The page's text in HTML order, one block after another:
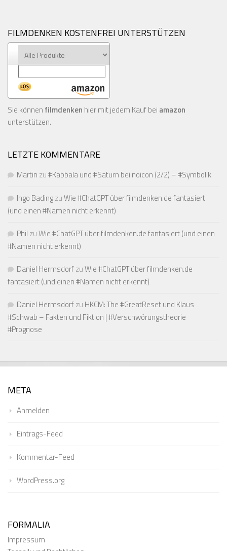
FILMDENKEN KOSTENFREI UNTERSTÜTZEN
Sie können filmdenken hier mit jedem Kauf bei amazon
unterstützen.
LETZTE KOMMENTARE
Martin zu#Kabbala und #Saturn bei noicon (2/2) – #Symbolik
Ingo BadingzuWie #ChatGPT über filmdenken.de fantasiert
(und einen #Namen nicht erkennt)
Phil zuWie #ChatGPT über filmdenken.de fantasiert (und einen
#Namen nicht erkennt)
Daniel HermsdorfzuWie #ChatGPT über filmdenken.de
fantasiert (und einen #Namen nicht erkennt)
Daniel Hermsdorfzu HKCM: The #GreatReset und Klaus
#Schwab – Fakten und Fiktion | #Verschwörungstheorie
#Prognose
META
Anmelden
Eintrags-Feed
Kommentar-Feed
WordPress.org
FORMALIA
Impressum